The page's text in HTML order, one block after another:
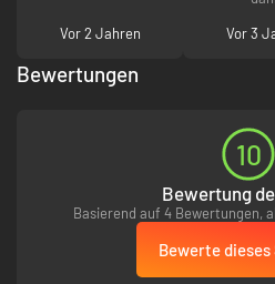
Vor 2 Jahren
Vor 3
Bewertungen
10
Bewertung
Basierend auf 4 Bewertungen,
Bewerte dieses